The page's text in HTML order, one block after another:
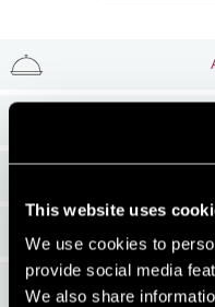
This website uses
We use cookies to
provide social media
We also share